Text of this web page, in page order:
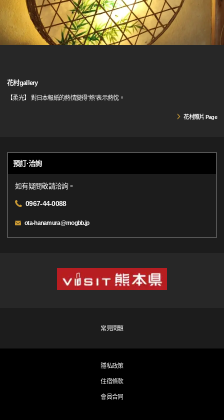
花村gallery
【柔光】 對日本報紙的熱情變得“熱”表示熱忱。
花村照片 Page
預訂·洽詢
如有疑問敬請洽詢。
0967-44-0088
ota-hanamura@mogbb.jp
常見問題
隱私政策
住宿條款
會員合同